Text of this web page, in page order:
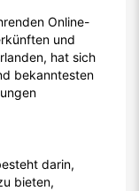
Online-
und
hat sich
bekanntesten
darin,
bieten,